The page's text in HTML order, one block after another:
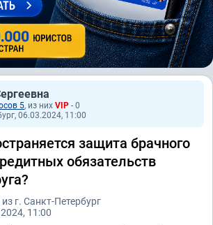
5, из них VIP - 0
06.03.2024, 11:00
защита брачного
обязательств
г. Санкт-Петербург
11:00